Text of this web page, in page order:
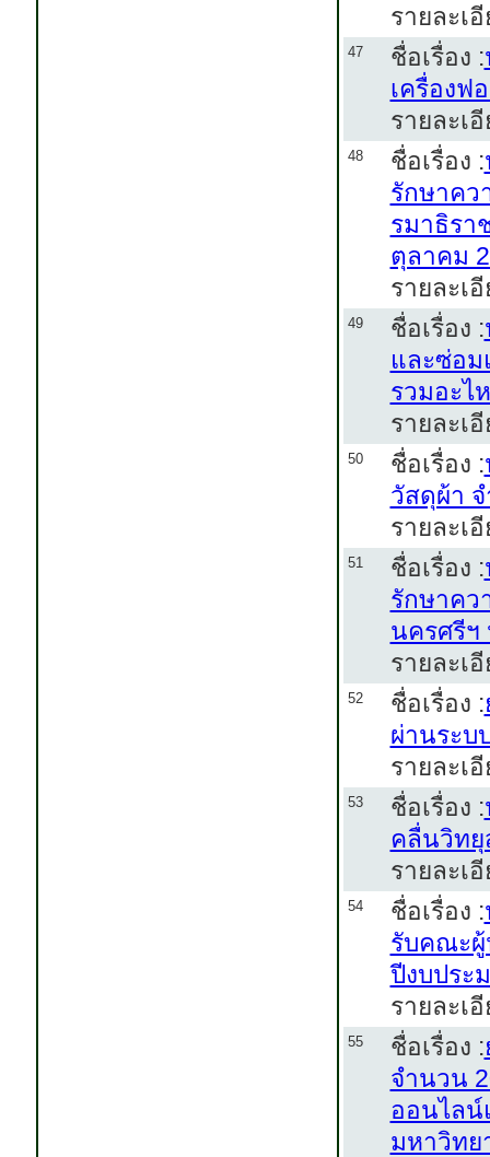
รายละเ
47 ชื่อเรื่อง :
เครื่องฟ
รายละเ
48 ชื่อเรื่อง :
รักษาคว
รมาธิรา
ตุลาคม
รายละเ
49 ชื่อเรื่อง :
และซ่อ
รวมอะไ
รายละเ
50 ชื่อเรื่อง :
วัสดุผ้า
รายละเ
51 ชื่อเรื่อง :
รักษาค
นครศรีฯ
รายละเ
52 ชื่อเรื่อง :
ผ่านระบ
รายละเ
53 ชื่อเรื่อง :
คลื่นวิทยุ
รายละเ
54 ชื่อเรื่อง :
รับคณะผู้
ปีงบประ
รายละเ
55 ชื่อเรื่อง :
จำนวน
ออนไลน์
มหาวิทย